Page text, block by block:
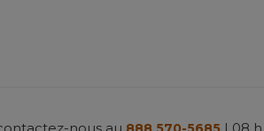
nous au | 08 h